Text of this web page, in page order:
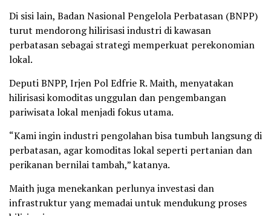
Di sisi lain, Badan Nasional Pengelola Perbatasan (BNPP)
turut mendorong hilirisasi industri di kawasan
perbatasan sebagai strategi memperkuat perekonomian
lokal.
Deputi BNPP, Irjen Pol Edfrie R. Maith, menyatakan
hilirisasi komoditas unggulan dan pengembangan
pariwisata lokal menjadi fokus utama.
“Kami ingin industri pengolahan bisa tumbuh langsung di
perbatasan, agar komoditas lokal seperti pertanian dan
perikanan bernilai tambah,” katanya.
Maith juga menekankan perlunya investasi dan
infrastruktur yang memadai untuk mendukung proses